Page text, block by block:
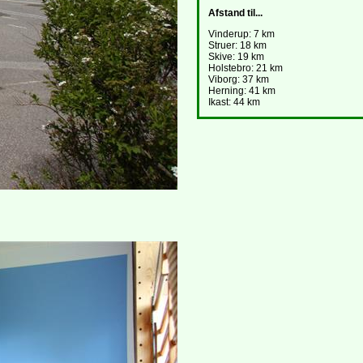
Afstand til...
Vinderup: 7 km
Struer: 18 km
Skive: 19 km
Holstebro: 21 km
Viborg: 37 km
Herning: 41 km
Ikast: 44 km